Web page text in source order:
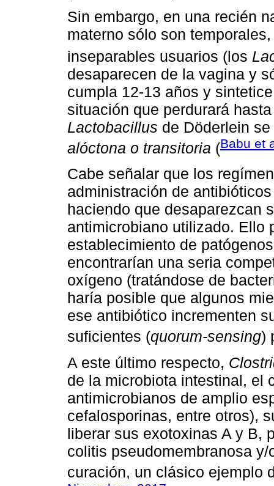
Sin embargo, en una recién
materno sólo son
inseparables usuarios (los
desaparecen de la vagina y
cumpla 12-13 años y
situación que perdurará
Lactobacillus de Döderlein
alóctona o transitoria (Babu et
Cabe señalar que los
administración de
haciendo que desaparezcan
antimicrobiano utilizado. Ello
establecimiento de
encontrarían una seria
oxígeno (tratándose de
haría posible que algunos
ese antibiótico incrementen
suficientes (quorum-sensing)
A este último respecto,
de la microbiota intestinal, el
antimicrobianos de amplio
cefalosporinas, entre otros),
liberar sus exotoxinas A y B,
colitis pseudomembranosa
curación, un clásico ejemplo